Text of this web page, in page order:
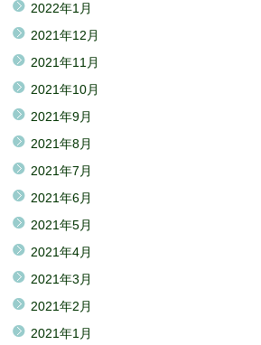
2022年1月
2021年12月
2021年11月
2021年10月
2021年9月
2021年8月
2021年7月
2021年6月
2021年5月
2021年4月
2021年3月
2021年2月
2021年1月